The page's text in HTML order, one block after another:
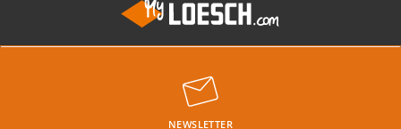
NEWSLETTER